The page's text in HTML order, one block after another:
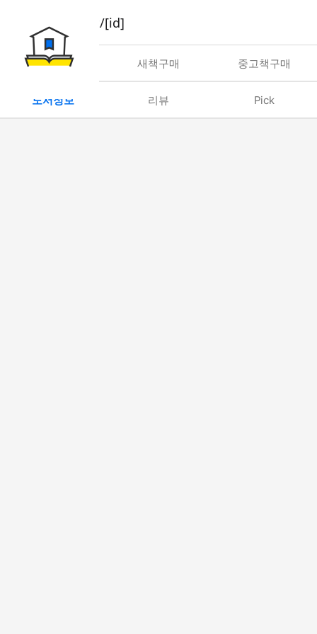
book/rent/[id]
대여 새책구매 중고책구매
도서정보 리뷰 Pick